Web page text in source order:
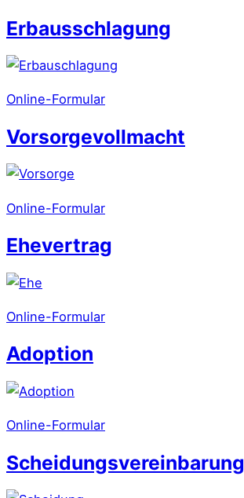
Erbausschlagung
Online-Formular
Vorsorgevollmacht
Online-Formular
Ehevertrag
Online-Formular
Adoption
Online-Formular
Scheidungsvereinbarung